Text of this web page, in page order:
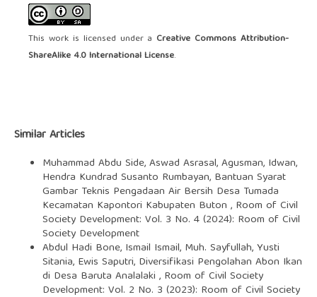
This work is licensed under a Creative Commons Attribution-
ShareAlike 4.0 International License.
Similar Articles
Muhammad Abdu Side, Aswad Asrasal, Agusman, Idwan,
Hendra Kundrad Susanto Rumbayan, Bantuan Syarat
Gambar Teknis Pengadaan Air Bersih Desa Tumada
Kecamatan Kapontori Kabupaten Buton , Room of Civil
Society Development: Vol. 3 No. 4 (2024): Room of Civil
Society Development
Abdul Hadi Bone, Ismail Ismail, Muh. Sayfullah, Yusti
Sitania, Ewis Saputri, Diversifikasi Pengolahan Abon Ikan
di Desa Baruta Analalaki , Room of Civil Society
Development: Vol. 2 No. 3 (2023): Room of Civil Society